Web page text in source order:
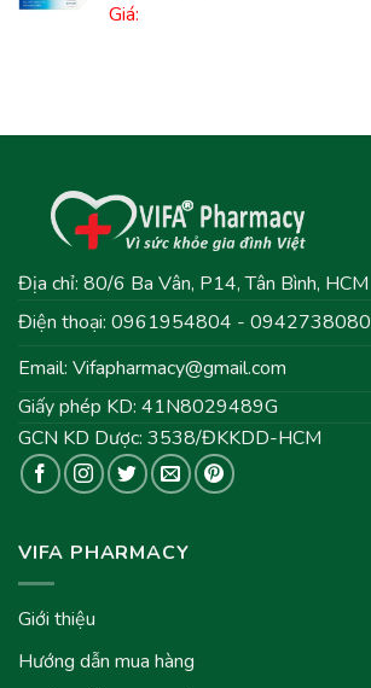
Giá:
Địa chỉ: 80/6 Ba Vân, P14, Tân Bình, HCM
Điện thoại: 0961954804 - 0942738080
Email: Vifapharmacy@gmail.com
Giấy phép KD: 41N8029489G
GCN KD Dược: 3538/ĐKKDD-HCM
VIFA PHARMACY
Giới thiệu
Hướng dẫn mua hàng